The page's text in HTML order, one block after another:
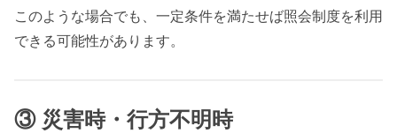
このような場合でも、一定条件を満たせば照会制度を利用
できる可能性があります。
③ 災害時・行方不明時